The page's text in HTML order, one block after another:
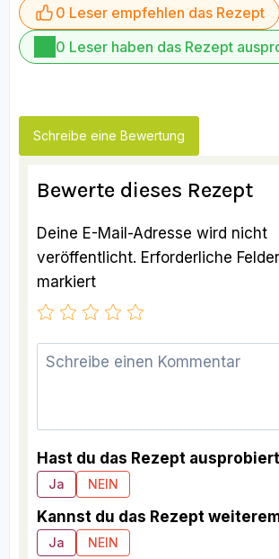
0 Leser empfehlen das Rezept
0 Leser haben das Rezept
Schreibe eine Bewertung
Bewerte dieses Rezept
Deine E-Mail-Adresse wird nicht
veröffentlicht. Erforderliche
markiert
Hast du das Rezept
Ja NEIN
Kannst du das Rezept
Ja NEIN